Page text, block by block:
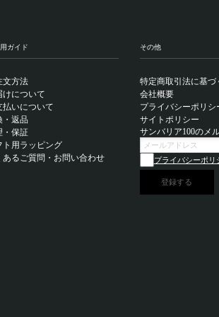
ガイド
文方法
けについて
払いについて
・返品
・保証
ト用ラッピング
あるご質問・お問い合わせ
その他
特定商取引法に基づ
会社概要
プライバシーポリシ
サイトポリシー
サンバリア100のメ
プライバシーポリ
登録する